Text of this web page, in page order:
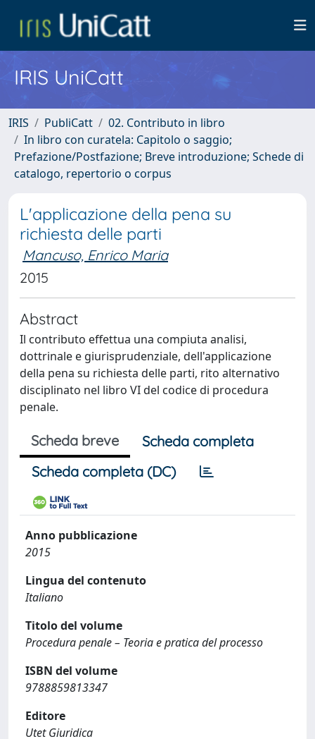
IRIS UniCatt
IRIS PubliCatt
02. Contributo in libro
In libro con curatela: Capitolo o saggio;
Prefazione/Postfazione; Breve introduzione; Schede di
catalogo, repertorio o corpus
L'applicazione della pena su
richiesta delle parti
Mancuso, Enrico Maria
2015
Abstract
Il contributo effettua una compiuta analisi,
dottrinale e giurisprudenziale, dell'applicazione
della pena su richiesta delle parti, rito alternativo
disciplinato nel libro VI del codice di procedura
penale.
Scheda breve
Scheda completa
Scheda completa (DC)
Anno pubblicazione
2015
Lingua del contenuto
Italiano
Titolo del volume
Procedura penale – Teoria e pratica del processo
ISBN del volume
9788859813347
Editore
Utet Giuridica